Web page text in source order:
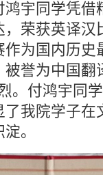
鸿宇同学凭借
，荣获英译汉
作为国内历史
誉为中国翻
。付鸿宇同
了我院学子在
。